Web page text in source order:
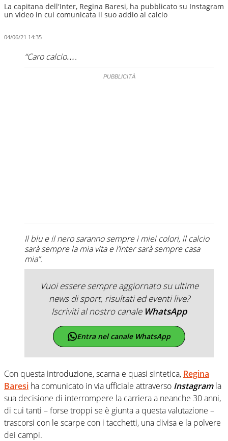
La capitana dell'Inter, Regina Baresi, ha pubblicato su Instagram
un video in cui comunicata il suo addio al calcio
04/06/21 14:35
“Caro calcio….
Il blu e il nero saranno sempre i miei colori, il calcio
sarà sempre la mia vita e l’Inter sarà sempre casa
mia”.
Vuoi essere sempre aggiornato su ultime
news di sport, risultati ed eventi live?
Iscriviti al nostro canale WhatsApp
Entra nel canale WhatsApp
Con questa introduzione, scarna e quasi sintetica, Regina
Baresi ha comunicato in via ufficiale attraverso Instagram la
sua decisione di interrompere la carriera a neanche 30 anni,
di cui tanti – forse troppi se è giunta a questa valutazione –
trascorsi con le scarpe con i tacchetti, una divisa e la polvere
dei campi.